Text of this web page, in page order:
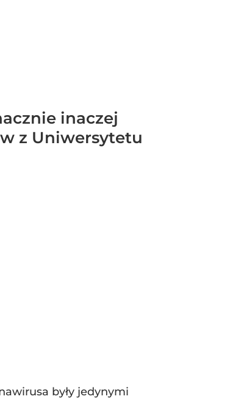
inaczej
z Uniwersytetu
były jedynymi